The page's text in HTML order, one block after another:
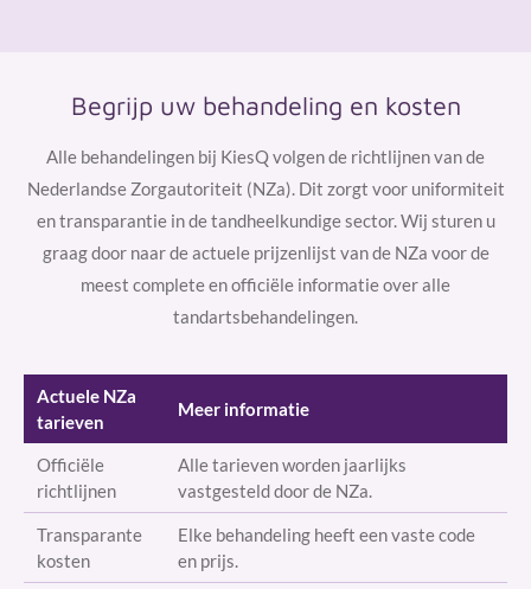
Begrijp uw behandeling en kosten
Alle behandelingen bij KiesQ volgen de richtlijnen van de
Nederlandse Zorgautoriteit (NZa). Dit zorgt voor uniformiteit
en transparantie in de tandheelkundige sector. Wij sturen u
graag door naar de actuele prijzenlijst van de NZa voor de
meest complete en officiële informatie over alle
tandartsbehandelingen.
Actuele NZa
tarieven
Meer informatie
Officiële
richtlijnen
Alle tarieven worden jaarlijks
vastgesteld door de NZa.
Transparante
kosten
Elke behandeling heeft een vaste code
en prijs.